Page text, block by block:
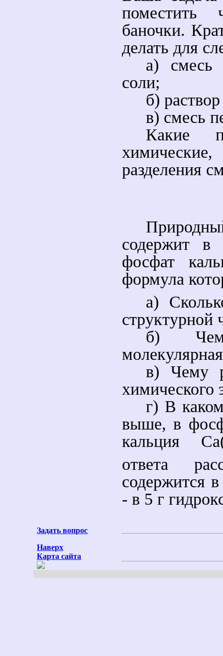
баночки.
делать для
а) смесь
соли;
б)
в) смесь
Какие
разделения
содержит в
фосфат
формула
а)
структурной
б)
в) Чему
химического
г) В
выше, в
кальция
ответа
содержится
- в 5 г
Задать вопрос
Наверх
Карта сайта